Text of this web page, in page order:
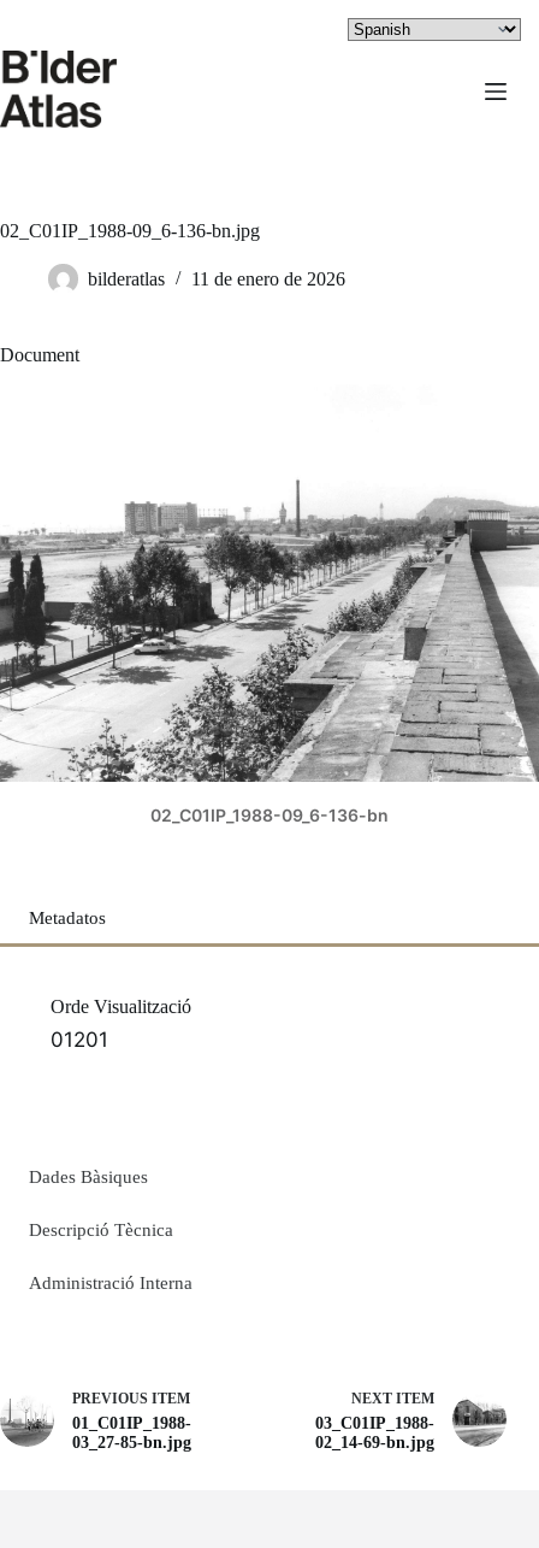
contenido
02_C01IP_1988-09_6-136-bn.jpg
bilderatlas 11 de enero de 2026
Document
02_C01IP_1988-09_6-136-bn
Metadatos
Orde Visualització
01201
Dades Bàsiques
Descripció Tècnica
Administració Interna
PREVIOUS ITEM
01_C01IP_1988-
03_27-85-bn.jpg
NEXT ITEM
03_C01IP_1988-
02_14-69-bn.jpg